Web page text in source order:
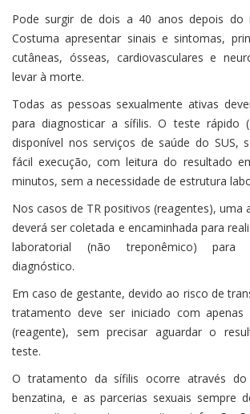
Pode surgir de dois a 40 anos depois do
Costuma apresentar sinais e sintomas,
cutâneas, ósseas, cardiovasculares e
levar à morte.
Todas as pessoas sexualmente ativas
para diagnosticar a sífilis. O teste rápido
disponível nos serviços de saúde do SUS,
fácil execução, com leitura do resultado
minutos, sem a necessidade de estrutura
Nos casos de TR positivos (reagentes), uma
deverá ser coletada e encaminhada para
laboratorial (não treponêmico) para
diagnóstico.
Em caso de gestante, devido ao risco de
tratamento deve ser iniciado com
(reagente), sem precisar aguardar o
teste.
O tratamento da sífilis ocorre através do
benzatina, e as parcerias sexuais sempre